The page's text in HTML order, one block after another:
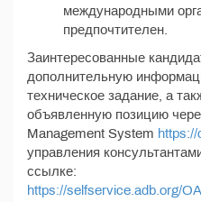
международными
предпочтителен.
Заинтересованные
дополнительную
техническое задание, а
объявленную позицию
Management System
управления
ссылке:
https://selfservice.adb.org/